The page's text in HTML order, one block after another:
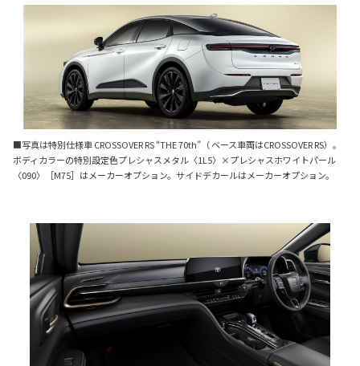
■写真は特別仕様車 CROSSOVER RS “THE 70th”（ ベース車両はCROSSOVER RS）。
ボディカラーの特別設定色プレシャスメタル〈1L5〉×プレシャスホワイトパール
〈090〉［M75］はメーカーオプション。サイドデカールはメーカーオプション。